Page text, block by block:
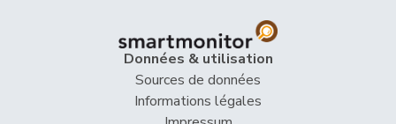
Données & utilisation
Sources de données
Informations légales